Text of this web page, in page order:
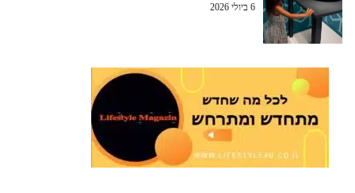
6 ביולי 2026